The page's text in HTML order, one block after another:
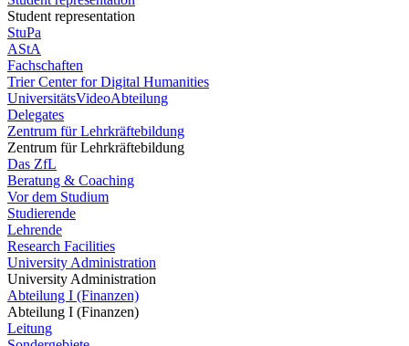
Student representation
StuPa
AStA
Fachschaften
Trier Center for Digital Humanities
UniversitätsVideoAbteilung
Delegates
Zentrum für Lehrkräftebildung
Zentrum für Lehrkräftebildung
Das ZfL
Beratung & Coaching
Vor dem Studium
Studierende
Lehrende
Research Facilities
University Administration
University Administration
Abteilung I (Finanzen)
Abteilung I (Finanzen)
Leitung